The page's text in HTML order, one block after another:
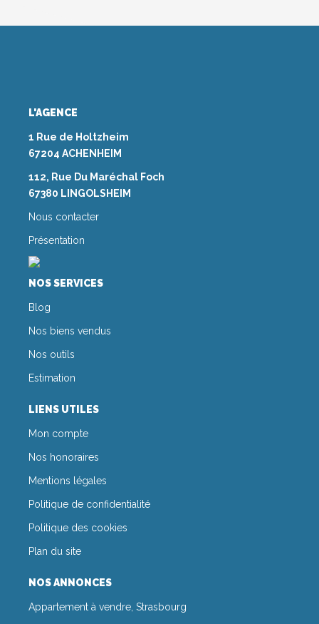
L'AGENCE
1 Rue de Holtzheim
67204 ACHENHEIM
112, Rue Du Maréchal Foch
67380 LINGOLSHEIM
Nous contacter
Présentation
NOS SERVICES
Blog
Nos biens vendus
Nos outils
Estimation
LIENS UTILES
Mon compte
Nos honoraires
Mentions légales
Politique de confidentialité
Politique des cookies
Plan du site
NOS ANNONCES
Appartement à vendre, Strasbourg